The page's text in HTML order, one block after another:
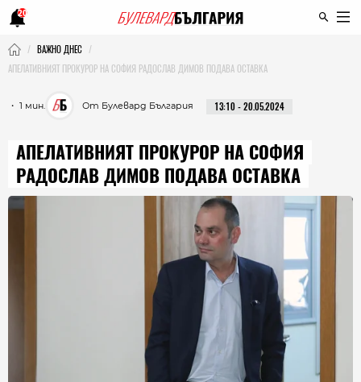
20
ВАЖНО ДНЕС
АПЕЛАТИВНИЯТ ПРОКУРОР НА СОФИЯ РАДОСЛАВ ДИМОВ ПОДАВА ОСТАВКА
・ 1 мин. От Булевард България 13:10 - 20.05.2024
АПЕЛАТИВНИЯТ ПРОКУРОР НА СОФИЯ
РАДОСЛАВ ДИМОВ ПОДАВА ОСТАВКА